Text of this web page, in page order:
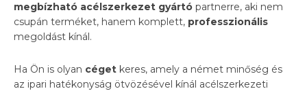
megbízható acélszerkezet gyártó partnerre, aki nem
csupán terméket, hanem komplett, professzionális
megoldást kínál.
Ha Ön is olyan céget keres, amely a német minőség és
az ipari hatékonyság ötvözésével kínál acélszerkezeti